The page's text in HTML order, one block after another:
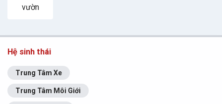
vườn
Hệ sinh thái
Trung Tâm Xe
Trung Tâm Môi Giới